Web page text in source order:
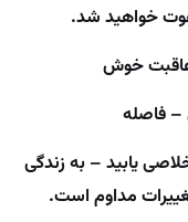
خواهید شد.
عاقبت خوش
– فاصله
یابید – به زندگی
مداوم است.